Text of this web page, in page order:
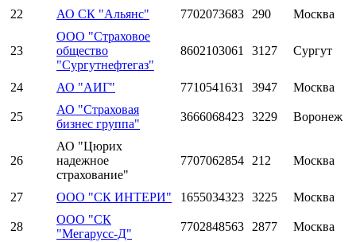
22 АО СК "Альянс" 7702073683 290 Москва
23
ООО "Страховое
общество
"Сургутнефтегаз"
8602103061 3127 Сургут
24 АО "АИГ" 7710541631 3947 Москва
25
АО "Страховая
бизнес группа"
3666068423 3229 Воронеж
26
АО "Цюрих
надежное
страхование"
7707062854 212 Москва
27 ООО "СК ИНТЕРИ" 1655034323 3225 Москва
28
ООО "СК
"Мегарусс-Д"
7702848563 2877 Москва